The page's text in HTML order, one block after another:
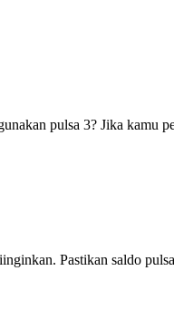
pulsa 3? Jika kamu
Pastikan saldo